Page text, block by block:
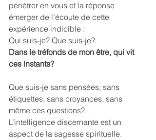
pénétrer en vous et la réponse
émerger de l’écoute de cette
expérience indicible :
Qui suis-je? Que suis-je?
Dans le tréfonds de mon être, qui vit
ces instants?
Que suis-je sans pensées, sans
étiquettes, sans croyances, sans
même ces questions?
L’intelligence discernante est un
aspect de la sagesse spirituelle.